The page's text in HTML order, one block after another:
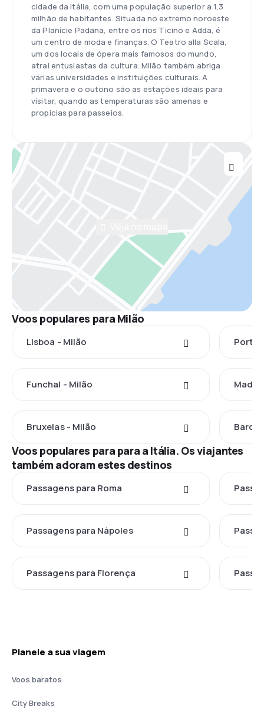
cidade da Itália, com uma população superior a 1,3
milhão de habitantes. Situada no extremo noroeste
da Planície Padana, entre os rios Ticino e Adda, é
um centro de moda e finanças. O Teatro alla Scala,
um dos locais de ópera mais famosos do mundo,
atrai entusiastas da cultura. Milão também abriga
várias universidades e instituições culturais. A
primavera e o outono são as estações ideais para
visitar, quando as temperaturas são amenas e
propícias para passeios.
Voos populares para Milão
Lisboa - Milão Porto
Funchal - Milão
Bruxelas - Milão
Voos populares para para a Itália. Os viajantes
também adoram estes destinos
Passagens para Roma
Passagens para Nápoles
Passagens para Florença
Planeie a sua viagem
Voos baratos
City Breaks